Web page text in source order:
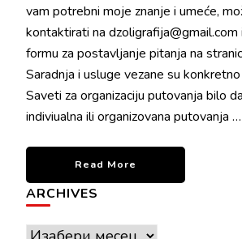
vam potrebni moje znanje i umeće,
kontaktirati na
formu za postavljanje pitanja na
Saradnja i usluge vezane su
Saveti za organizaciju putovanja bilo
indiviualna ili organizovana putovanja …
Read More
ARCHIVES
Archives